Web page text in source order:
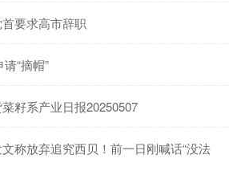
要求高市辞职
“摘帽”
籽系产业日报20250507
称放弃追究西贝！前一日刚喊话“没法